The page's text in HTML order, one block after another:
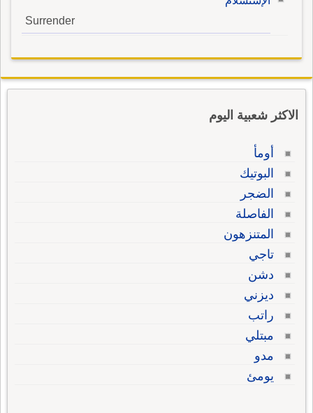
Surrender
الاكثر شعبية اليوم
أومأ
البوتيك
الضجر
الفاصلة
المتنزهون
تاجي
دشن
ديزني
راتب
مبتلي
مدو
يومئ